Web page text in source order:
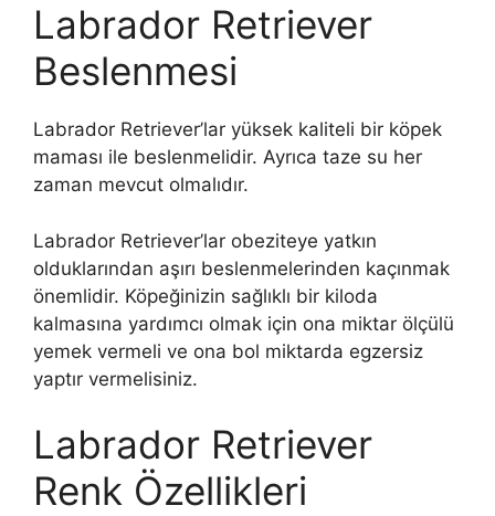
Labrador Retriever
Beslenmesi
Labrador Retriever’lar yüksek kaliteli bir köpek
maması ile beslenmelidir. Ayrıca taze su her
zaman mevcut olmalıdır.
Labrador Retriever’lar obeziteye yatkın
olduklarından aşırı beslenmelerinden kaçınmak
önemlidir. Köpeğinizin sağlıklı bir kiloda
kalmasına yardımcı olmak için ona miktar ölçülü
yemek vermeli ve ona bol miktarda egzersiz
yaptır vermelisiniz.
Labrador Retriever
Renk Özellikleri